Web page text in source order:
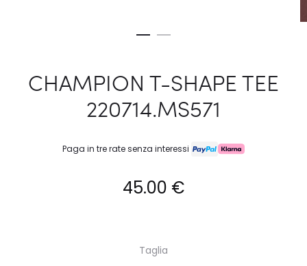
CHAMPION T-SHAPE TEE
220714.MS571
Paga in tre rate senza interessi
45.00 €
Taglia